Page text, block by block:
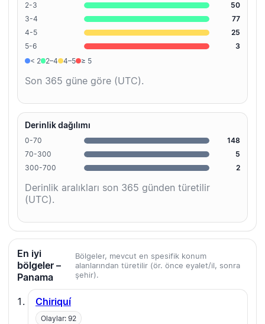
2-3
50
3-4
77
4-5
25
5-6
3
< 2
2–4 4–5 ≥ 5
Son 365 güne göre (UTC).
Derinlik dağılımı
0-70
148
70-300
5
300-700
2
Derinlik aralıkları son 365 günden türetilir
(UTC).
En iyi
bölgeler –
Panama
Bölgeler, mevcut en spesifik konum
alanlarından türetilir (ör. önce eyalet/il, sonra
şehir).
Chiriquí
Olaylar: 92